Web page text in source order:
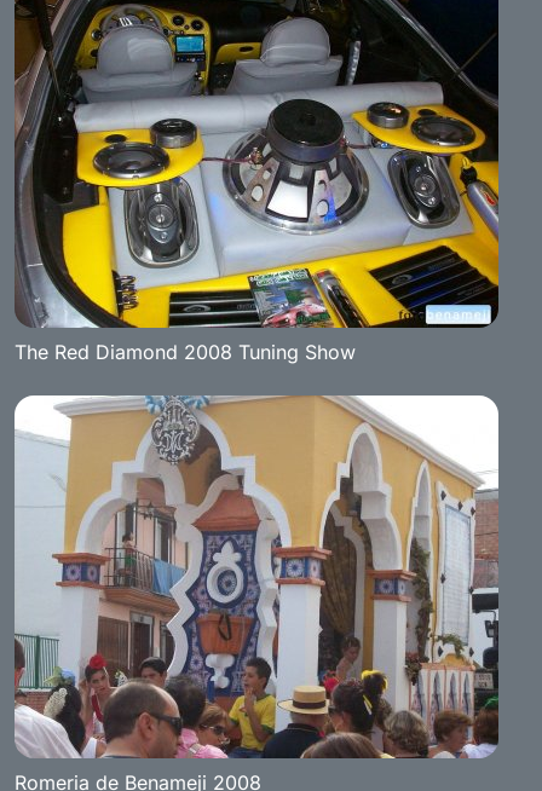
The Red Diamond 2008 Tuning Show
Romeria de Benameji 2008